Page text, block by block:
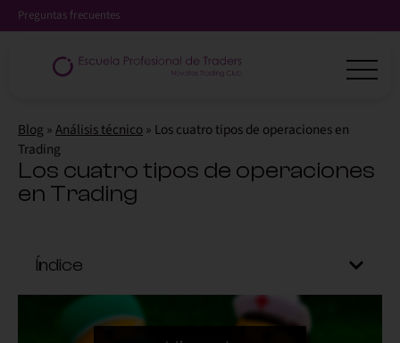
Preguntas frecuentes
Blog »Análisis técnico» Los cuatro tipos de operaciones en
Trading
Los cuatro tipos de operaciones
en Trading
Índice